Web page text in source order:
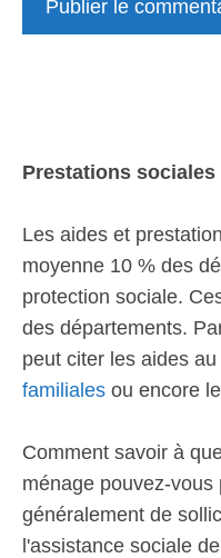
Prestations sociales
Les aides et
moyenne 10 % des
protection sociale.
des départements.
peut citer les aides
familiales ou encore
Comment savoir à
ménage pouvez-
généralement de
l'assistance sociale